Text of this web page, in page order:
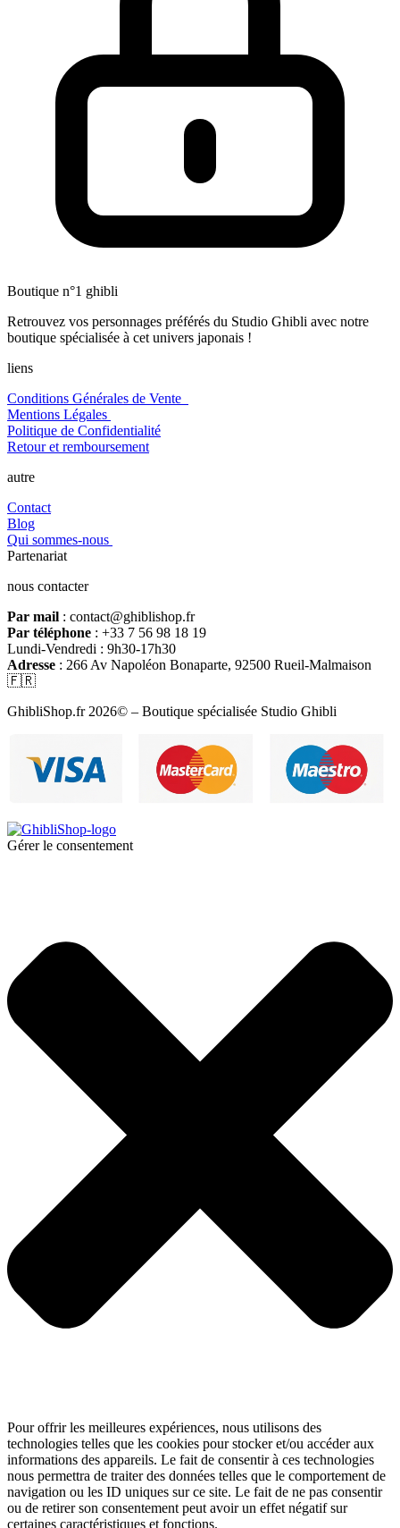
Boutique n°1 ghibli
Retrouvez vos personnages préférés du Studio Ghibli avec notre
boutique spécialisée à cet univers japonais !
liens
Conditions Générales de Vente
Mentions Légales
Politique de Confidentialité
Retour et remboursement
autre
Contact
Blog
Qui sommes-nous
Partenariat
nous contacter
Par mail : contact@ghiblishop.fr
Par téléphone : +33 7 56 98 18 19
Lundi-Vendredi : 9h30-17h30
Adresse : 266 Av Napoléon Bonaparte, 92500 Rueil-Malmaison
🇫🇷
GhibliShop.fr 2026© – Boutique spécialisée Studio Ghibli
Gérer le consentement
Pour offrir les meilleures expériences, nous utilisons des
technologies telles que les cookies pour stocker et/ou accéder aux
informations des appareils. Le fait de consentir à ces technologies
nous permettra de traiter des données telles que le comportement de
navigation ou les ID uniques sur ce site. Le fait de ne pas consentir
ou de retirer son consentement peut avoir un effet négatif sur
certaines caractéristiques et fonctions.